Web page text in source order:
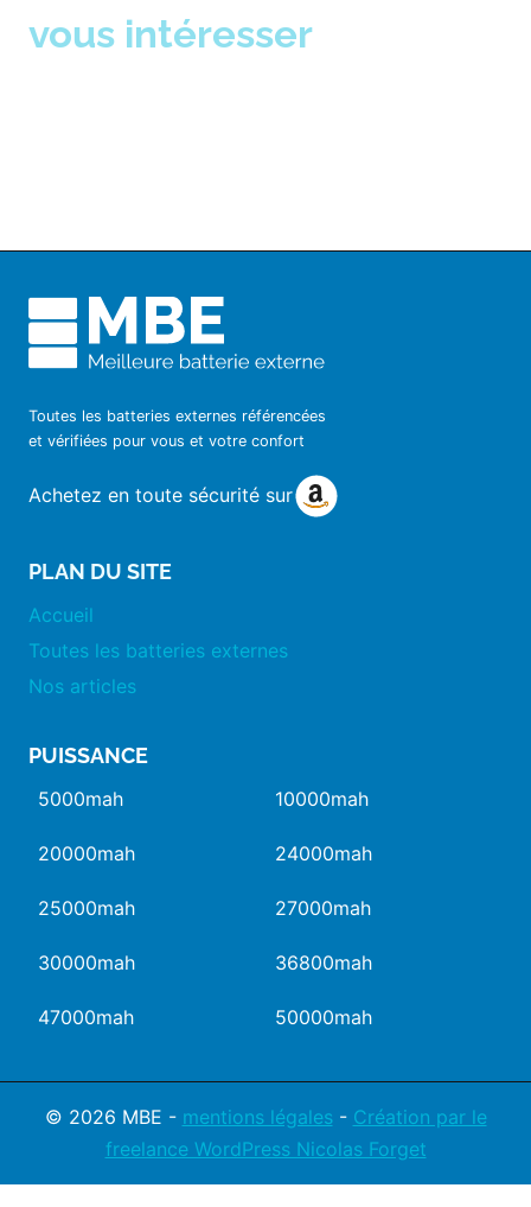
vous intéresser
Toutes les batteries externes référencées
et vérifiées pour vous et votre confort
Achetez en toute sécurité sur
PLAN DU SITE
Accueil
Toutes les batteries externes
Nos articles
PUISSANCE
5000mah 10000mah
20000mah 24000mah
25000mah 27000mah
30000mah 36800mah
47000mah 50000mah
© 2026 MBE - mentions légales- Création par le
freelance WordPress Nicolas Forget